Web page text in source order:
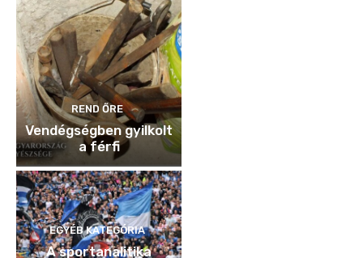
REND ŐRE
Vendégségben gyilkolt
a férfi
EGYÉB KATEGÓRIA
A sportanalitika